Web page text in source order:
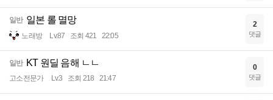
일반 일본 롤 멸망
노래방 Lv.87 조회 421 22:05
2
댓글
일반 KT 원딜 음해 ㄴㄴ
고소전문가 Lv.3 조회 218 21:47
0
댓글